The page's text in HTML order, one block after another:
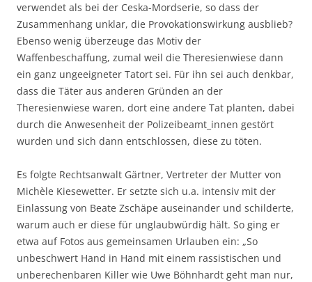
verwendet als bei der Ceska-Mordserie, so dass der
Zusammenhang unklar, die Provokationswirkung ausblieb?
Ebenso wenig überzeuge das Motiv der
Waffenbeschaffung, zumal weil die Theresienwiese dann
ein ganz ungeeigneter Tatort sei. Für ihn sei auch denkbar,
dass die Täter aus anderen Gründen an der
Theresienwiese waren, dort eine andere Tat planten, dabei
durch die Anwesenheit der Polizeibeamt_innen gestört
wurden und sich dann entschlossen, diese zu töten.
Es folgte Rechtsanwalt Gärtner, Vertreter der Mutter von
Michèle Kiesewetter. Er setzte sich u.a. intensiv mit der
Einlassung von Beate Zschäpe auseinander und schilderte,
warum auch er diese für unglaubwürdig hält. So ging er
etwa auf Fotos aus gemeinsamen Urlauben ein: „So
unbeschwert Hand in Hand mit einem rassistischen und
unberechenbaren Killer wie Uwe Böhnhardt geht man nur,